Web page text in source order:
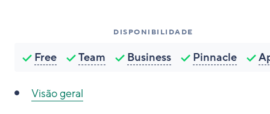
DISPONIBILIDADE
Free Team Business Pinnacle
Visão geral